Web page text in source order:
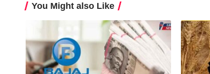
You Might also Like